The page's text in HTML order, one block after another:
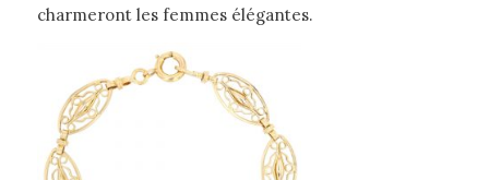
charmeront les femmes élégantes.